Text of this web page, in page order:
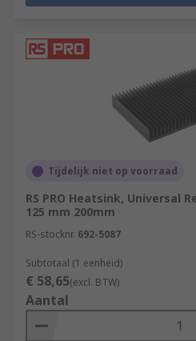
Tijdelijk niet op voorraad
RS PRO Heatsink, Universal
125 mm 200mm
RS-stocknr. 692-5087
Subtotaal (1 eenheid)
€ 58,65(excl. BTW)
Aantal